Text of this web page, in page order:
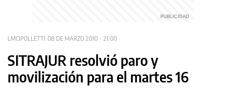
LMCIPOLLETTI 08 DE MARZO 2010 - 21:00
SITRAJUR resolvió paro y
movilización para el martes 16